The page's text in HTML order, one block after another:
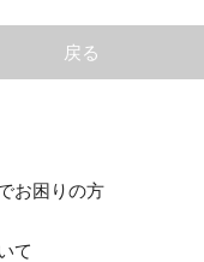
戻る
お困りの方
て